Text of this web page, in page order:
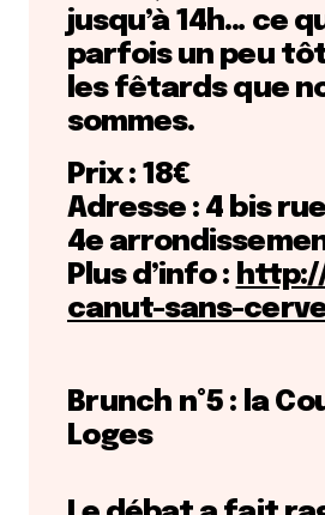
jusqu’à 14h… ce
parfois un peu
les fêtards que
sommes.
Prix : 18€
Adresse : 4 bis
4e
Plus d’info :
canut-sans-
Brunch n°5 : la
Loges